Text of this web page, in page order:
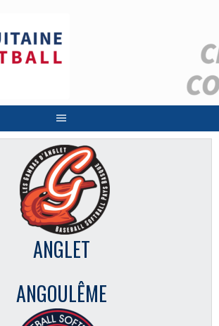
ANGLET
ANGOULÊME